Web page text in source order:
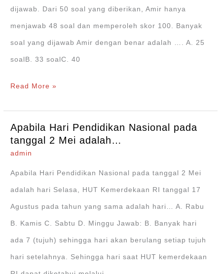
dijawab. Dari 50 soal yang diberikan, Amir hanya
menjawab 48 soal dan memperoleh skor 100. Banyak
soal yang dijawab Amir dengan benar adalah …. A. 25
soalB. 33 soalC. 40
Banyak
dijawab
Amir
dengan
benar
adalah…
Read More »
Apabila Hari Pendidikan Nasional pada
tanggal 2 Mei adalah…
admin
Apabila Hari Pendidikan Nasional pada tanggal 2 Mei
adalah hari Selasa, HUT Kemerdekaan RI tanggal 17
Agustus pada tahun yang sama adalah hari… A. Rabu
B. Kamis C. Sabtu D. Minggu Jawab: B. Banyak hari
ada 7 (tujuh) sehingga hari akan berulang setiap tujuh
hari setelahnya. Sehingga hari saat HUT kemerdekaan